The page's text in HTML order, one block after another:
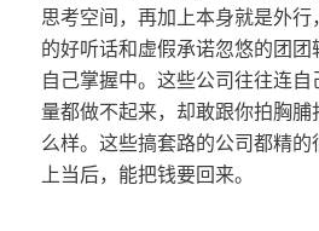
思考空间，再加上本身就是外
的好听话和虚假承诺忽悠的团
自己掌握中。这些公司往往连
量都做不起来，却敢跟你拍胸
么样。这些搞套路的公司都精
上当后，能把钱要回来。